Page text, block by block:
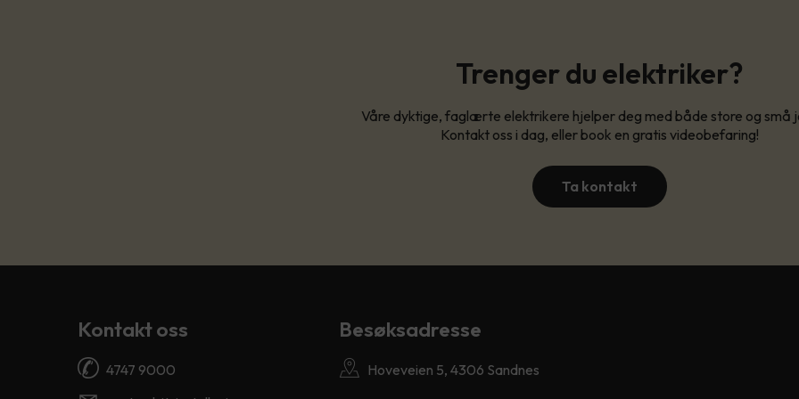
Trenger du elektriker?
Våre dyktige, faglærte elektrikere hjelper deg med både store og små
Kontakt oss i dag, eller book en gratis videobefaring!
Ta kontakt
Kontakt oss
4747 9000
Besøksadresse
Hoveveien 5, 4306 Sandnes